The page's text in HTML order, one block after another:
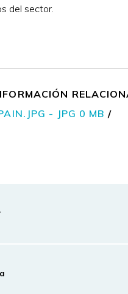
del sector.
- JPG 0 MB /